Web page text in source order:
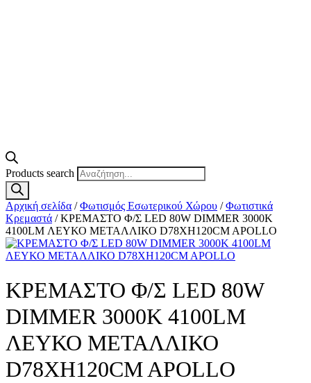
Products search
Αρχική σελίδα /Φωτισμός Εσωτερικού Χώρου /Φωτιστικά
Κρεμαστά / ΚΡΕΜΑΣΤΟ Φ/Σ LED 80W DIMMER 3000K
4100LM ΛΕΥΚΟ ΜΕΤΑΛΛΙΚΟ D78XH120CM APOLLO
ΚΡΕΜΑΣΤΟ Φ/Σ LED 80W
DIMMER 3000K 4100LM
ΛΕΥΚΟ ΜΕΤΑΛΛΙΚΟ
D78XH120CM APOLLO